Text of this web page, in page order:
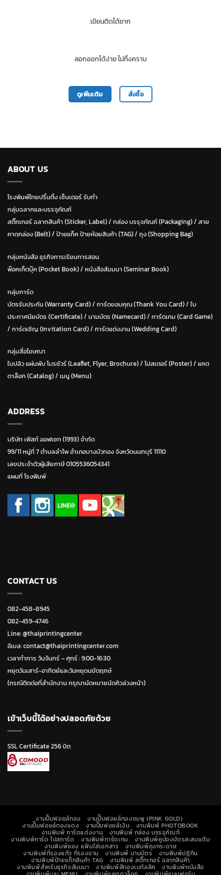
เขียนติดได้ยาก
ลอกออกได้ง่าย ไม่ทิ้งคราบ
ดูเพิ่มเติม สั่งซื้อ
ABOUT US
โรงพิมพ์ไทยปริ้นติ้ง เซ็นเตอร์ รับทำ
กลุ่มฉลากและบรรจุภัณฑ์
สติ๊กเกอร์ ฉลากสินค้า (Sticker, Label)/ กล่อง บรรุจภัณฑ์ (Packaging)/ สาย
คาดกล่อง (Belt)/ ป้ายแท็ค ป้ายห้อยสินค้า (TAG)/ ถุง (Shopping Bag)
กลุ่มหนังสือ ธุรกิจการเรียนการสอน
พ๊อคเก็ตบุ๊ค (Pocket Book)/ หนังสือสัมมนา (Seminar Book)
กลุ่มการ์ด
บัตรรับประกัน (Warranty Card)/ การ์ดขอบคุณ (Thank You Card)/ ใบ
ประกาศนียบัตร (Certificate)/ นามบัตร (Namecard)/ การ์ดเกม (Card Game)
/ การ์ดเชิญ (Invitation Card)/ การ์ดแต่งงาน (Wedding Card)
กลุ่มสื่อโฆษณา
ใบปลิว แผ่นพับ โบรชัวร์ (Leaflet, Flyer, Brochure)/ โปสเตอร์ (Poster) / แคต
ตาล็อก (Catalog)/ เมนู (Menu)
ADDRESS
บริษัท เฟิสท์ ออฟเซท (1993) จำกัด
99/11 หมู่ที่ 7 ตำบลลำโพ อำเภอบางบัวทอง จังหวัดนนทบุรี 11110
เลขประจำตัวผู้เสียภาษี 0105536054341
แผนที่ โรงพิมพ์
CONTACT US
082-458-8945
082-459-4746
Line:@thaiprintingcenter
อีเมล: contact@thaiprintingcenter.com
เวลาทำการ วันจ้นทร์ – ศุกร์ : 9:00-16:30
หยุดวันเสาร์-อาทิตย์และวันหยุดนขัตฤกษ์
(กรณีติดต่อที่สำนักงาน กรุณานัดหมายนัดคิวล่วงหน้า)
เข้าเว็บนี้ได้อย่างปลอดภัยด้วย
SSL Certificate 256 บิต
งานปั๊มฟอยล์ทอง งานปั๊มฟอยล์ทองชมพู (PINK GOLD)
งานปั๊มฟอยล์ทองแดง งานปั๊มฟอยล์เงิน งานพิมพ์ PHOTOBOOK
งานพิมพ์ การ์ดแต่งงาน งานพิมพ์ กล่อง บรรจุภัณฑ์
งานพิมพ์การ์ด โปสการ์ด งานพิมพ์การ์ดเกม งานพิมพ์คูปองบัตรสะสมแต้ม
งานพิมพ์ซอง แฟ้มใส่เอกสาร งานพิมพ์ถุงกระดาษ
งานพิมพ์ที่รองแก้ว ที่รองจาน งานพิมพ์ นามบัตร งานพิมพ์ปฏิทิน
งานพิมพ์ป้ายแท็กสินค้า TAG งานพิมพ์ สติ๊กเกอร์ ฉลากสินค้า
งานพิมพ์สำหรับธุรกิจสัมมนา งานพิมพ์สีทองเมทัลลิค งานพิมพ์หนังสือ